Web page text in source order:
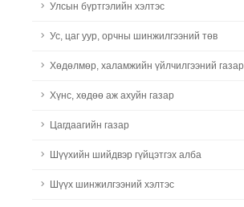
Улсын бүртгэлийн хэлтэс
Ус, цаг уур, орчны шинжилгээний төв
Хөдөлмөр, халамжийн үйлчилгээний газар
Хүнс, хөдөө аж ахуйн газар
Цагдаагийн газар
Шүүхийн шийдвэр гүйцэтгэх алба
Шүүх шинжилгээний хэлтэс